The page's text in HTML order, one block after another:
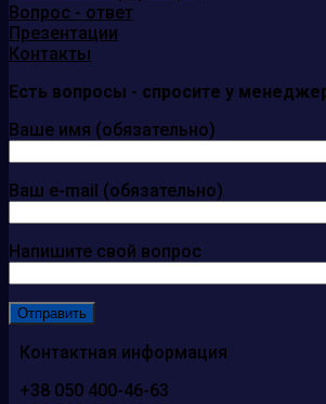
Вопрос - ответ
Презентации
Контакты
Есть вопросы - спросите у
Ваше имя (обязательно)
Ваш e-mail (обязательно)
Напишите свой вопрос
Контактная информация
+38 050 400-46-63